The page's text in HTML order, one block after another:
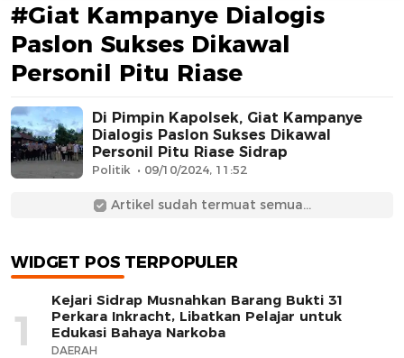
AFN BEAUTY LUXURY
#Giat Kampanye Dialogis
Paslon Sukses Dikawal
Personil Pitu Riase
Di Pimpin Kapolsek, Giat Kampanye
Dialogis Paslon Sukses Dikawal
Personil Pitu Riase Sidrap
Politik 09/10/2024, 11:52
Artikel sudah termuat semua...
WIDGET POS TERPOPULER
1
Kejari Sidrap Musnahkan Barang Bukti 31
Perkara Inkracht, Libatkan Pelajar untuk
Edukasi Bahaya Narkoba
DAERAH